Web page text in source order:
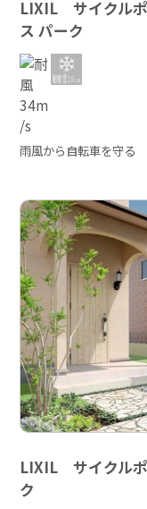
LIXIL サイクル
ス パーク
雨風から自転車を守る
LIXIL サイクル
ク